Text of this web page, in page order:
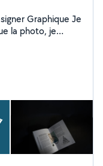
la photo, je
Bachelor Design
Master Direction